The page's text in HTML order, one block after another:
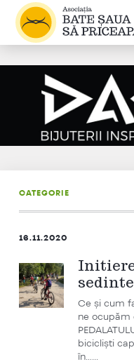
CATEGORIE
16.11.2020
sedinte
Ce și cum
ne ocupăm
bicicliști
în…...